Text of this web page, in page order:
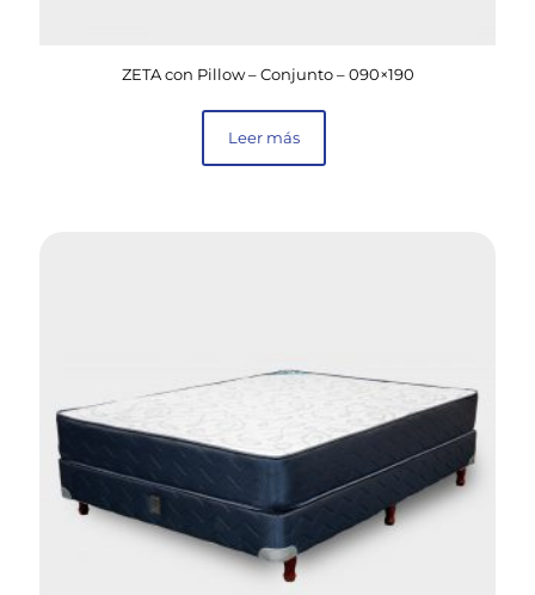
ZETA con Pillow – Conjunto – 090×190
Leer más